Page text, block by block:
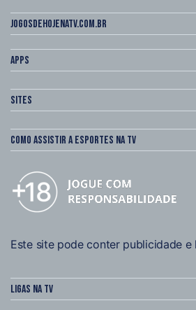
Jogosdehojenatv.com.br
Apps
Sites
Como assistir a esportes na TV
Este site pode conter publicidade e
Ligas na TV